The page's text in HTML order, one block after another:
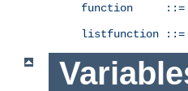
function     ::=
listfunction ::=